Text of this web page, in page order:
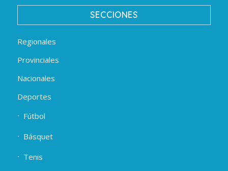
SECCIONES
Regionales
Provinciales
Nacionales
Deportes
Fútbol
Básquet
Tenis